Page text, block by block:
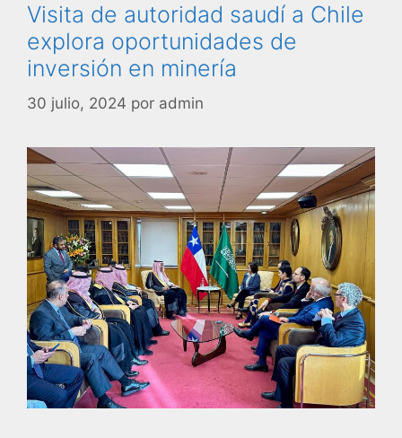
Visita de autoridad saudí a Chile
explora oportunidades de
inversión en minería
30 julio, 2024 por admin